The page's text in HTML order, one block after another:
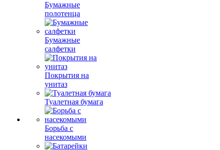
Бумажные
полотенца
Бумажные
салфетки
Покрытия на
унитаз
Туалетная бумага
Борьба с
насекомыми